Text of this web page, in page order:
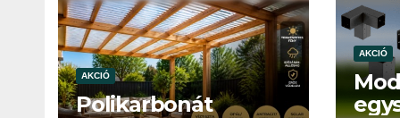
AKCIÓ
Polikarbonát
AKCIÓ